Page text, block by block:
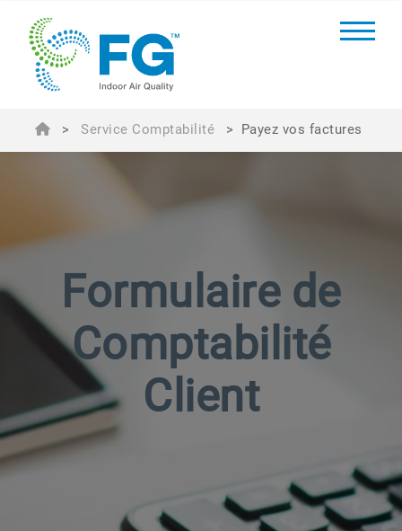
> Service Comptabilité > Payez vos factures
Formulaire de
Comptabilité
Client